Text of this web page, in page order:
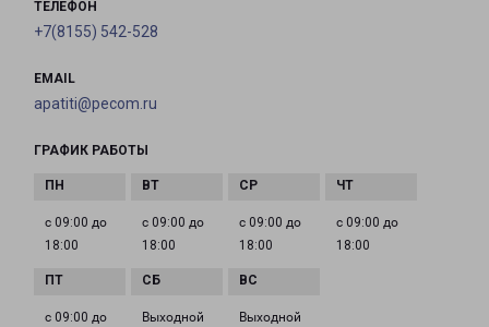
ТЕЛЕФОН
+7(8155) 542-528
EMAIL
apatiti@pecom.ru
ГРАФИК РАБОТЫ
с 09:00 до
18:00
с 09:00 до
18:00
с 09:00 до
18:00
с 09:00 до
18:00
с 09:00 до
Выходной Выходной